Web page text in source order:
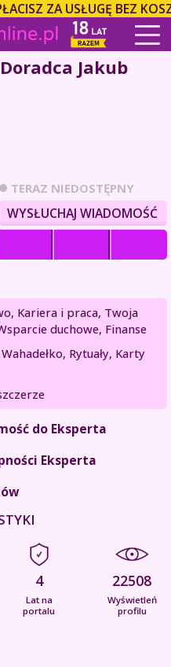
ZA USŁUGĘ BEZ
Doradca Jakub
TERAZ NIEDOSTĘPNY
WYSŁUCHAJ WIADOMOŚĆ
Kariera i praca, Twoja
duchowe, Finanse
Rytuały, Karty
do Eksperta
Eksperta
4
Lat na
portalu
22508
Wyświetleń
profilu